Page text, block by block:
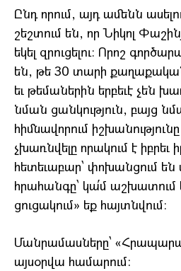
Ընդ որում, այդ ամենն
շեշտում են, որ Նիկոլ
եկել զրուցելու։ Որոշ
են, թե 30 տարի
եւ թեմաներին երբեւէ չեն
նման ցանկություն, բայց
հիմնավորում
չխառնվելը որակում է
հետեւաբար՝ փոխանցում
հրահանգը՝ կա՛մ աշխատում
ցուցակում» եք հայտնվում։
Մանրամասները՝
այսօրվա համարում: